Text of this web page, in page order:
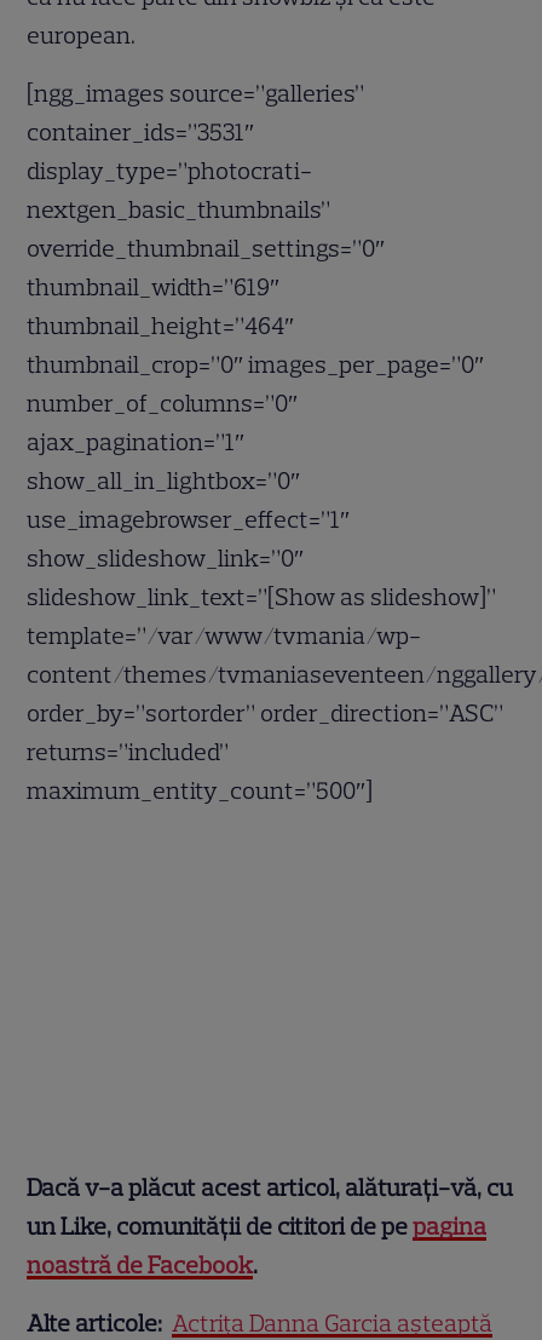
european.
[ngg_images source=”galleries”
container_ids=”3531″
display_type=”photocrati-
nextgen_basic_thumbnails”
override_thumbnail_settings=”0″
thumbnail_width=”619″
thumbnail_height=”464″
thumbnail_crop=”0″ images_per_page=”0″
number_of_columns=”0″
ajax_pagination=”1″
show_all_in_lightbox=”0″
use_imagebrowser_effect=”1″
show_slideshow_link=”0″
slideshow_link_text=”[Show as slideshow]”
template=”/var/www/tvmania/wp-
content/themes/tvmaniaseventeen/
order_by=”sortorder” order_direction=”ASC”
returns=”included”
maximum_entity_count=”500″]
Dacă v-a plăcut acest articol, alăturați-vă, cu
un Like, comunității de cititori de pepagina
noastră de Facebook.
Alte articole:Actriţa Danna Garcia aşteaptă